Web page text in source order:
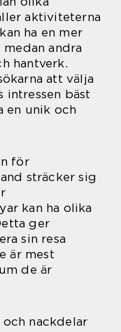
aktiviteterna
ha en mer
andra
hantverk.
att välja
intressen bäst
en unik och
för
sträcker sig
kan ha olika
ger
sin resa
är mest
de är
nackdelar